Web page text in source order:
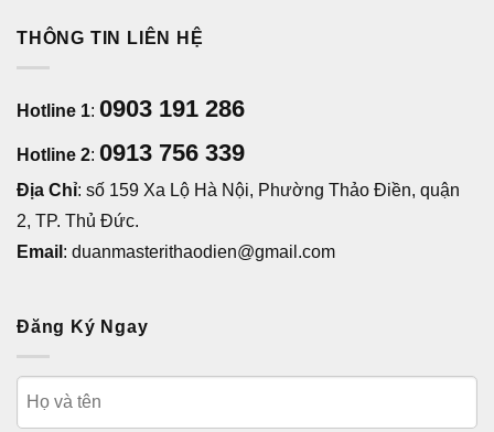
THÔNG TIN LIÊN HỆ
Hotline 1: 0903 191 286
Hotline 2: 0913 756 339
Địa Chỉ: số 159 Xa Lộ Hà Nội, Phường Thảo Điền, quận
2, TP. Thủ Đức.
Email : duanmasterithaodien@gmail.com
Đăng Ký Ngay